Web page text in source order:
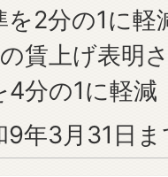
を2分の1に軽
賃上げ表明
4分の1に軽減
9年3月31日